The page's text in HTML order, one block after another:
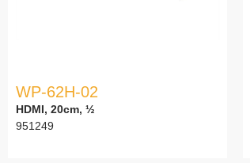
WP-62H-02
HDMI, 20cm, ½
951249